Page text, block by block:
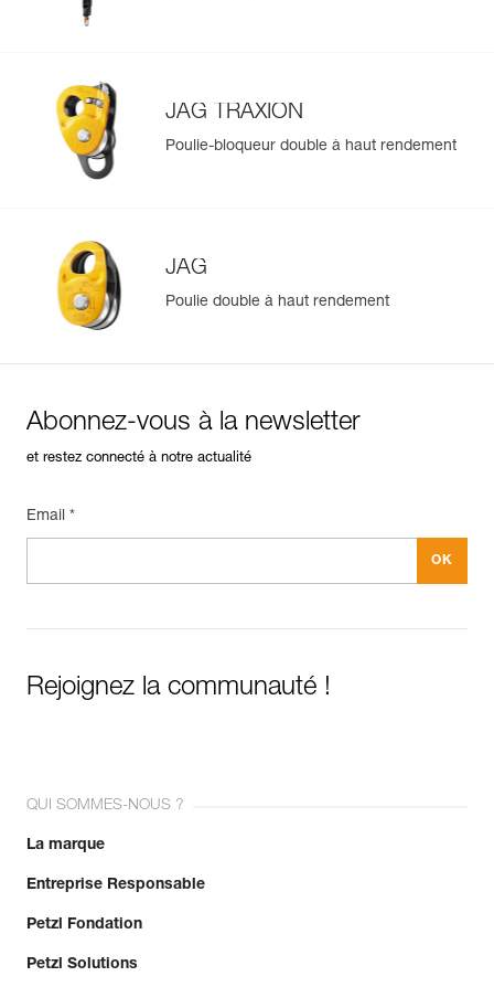
JAG TRAXION
Poulie-bloqueur double à haut rendement
JAG
Poulie double à haut rendement
Abonnez-vous à la newsletter
et restez connecté à notre actualité
Email *
Rejoignez la communauté !
QUI SOMMES-NOUS ?
La marque
Entreprise Responsable
Petzl Fondation
Petzl Solutions